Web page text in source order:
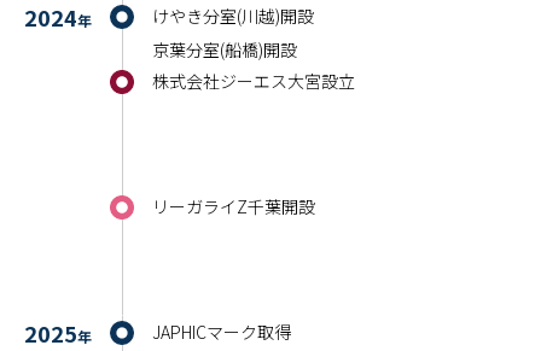
2024年
けやき分室(川越)開設
京葉分室(船橋)開設
株式会社ジーエス大宮設立
リーガライZ千葉開設
2025年
JAPHICマーク取得